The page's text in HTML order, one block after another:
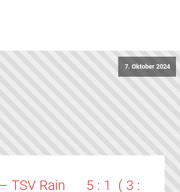
7. Oktober 2024
– TSV Rain 5 : 1 ( 3 :